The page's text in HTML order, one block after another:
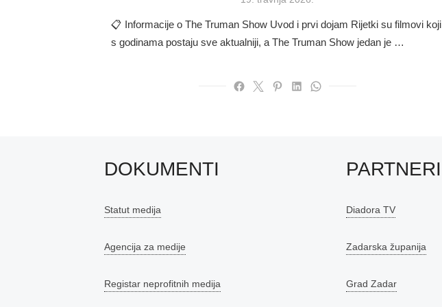
📋 Informacije o The Truman Show Uvod i prvi dojam Rijetki su filmovi koji
s godinama postaju sve aktualniji, a The Truman Show jedan je …
DOKUMENTI
Statut medija
Agencija za medije
Registar neprofitnih medija
PARTNERI
Diadora TV
Zadarska županija
Grad Zadar